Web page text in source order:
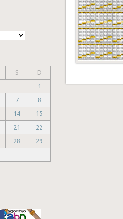
S
D
1
7
8
14
15
21
22
28
29